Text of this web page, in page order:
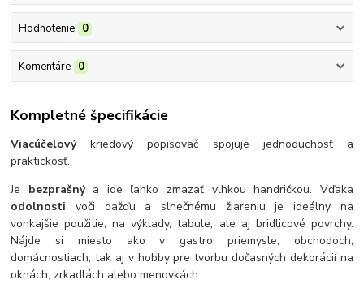
Hodnotenie 0
Komentáre 0
Kompletné špecifikácie
Viacúčelovýkriedový popisovač spojuje jednoduchosť a
praktickosť.
Je bezprašný a ide ľahko zmazať vlhkou handričkou. Vďaka
odolnosti voči dažďu a slnečnému žiareniu je ideálny na
vonkajšie použitie, na výklady, tabule, ale aj bridlicové povrchy.
Nájde si miesto ako v gastro priemysle, obchodoch,
domácnostiach, tak aj v hobby pre tvorbu dočasných dekorácií na
oknách, zrkadlách alebo menovkách.